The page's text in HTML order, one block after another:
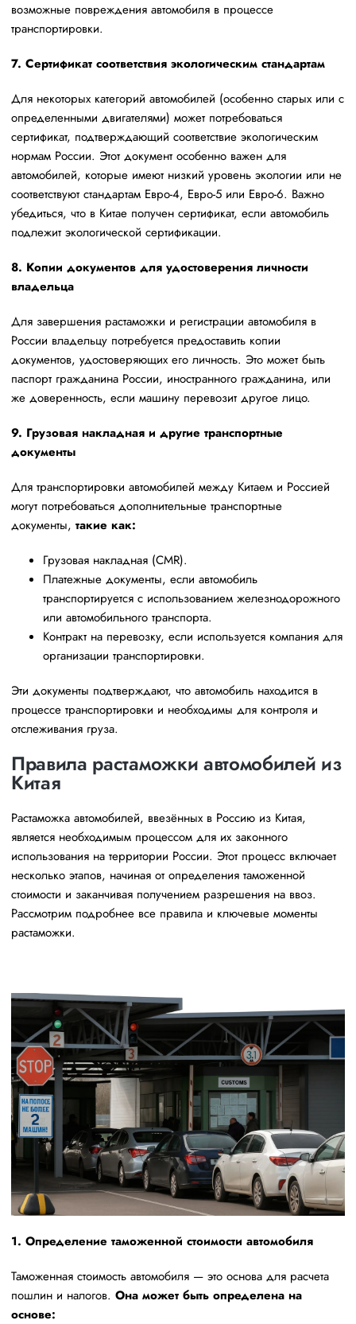
возможные повреждения автомобиля в процессе
транспортировки.
7. Сертификат соответствия экологическим стандартам
Для некоторых категорий автомобилей (особенно старых или с
определенными двигателями) может потребоваться
сертификат, подтверждающий соответствие экологическим
нормам России. Этот документ особенно важен для
автомобилей, которые имеют низкий уровень экологии или не
соответствуют стандартам Евро-4, Евро-5 или Евро-6. Важно
убедиться, что в Китае получен сертификат, если автомобиль
подлежит экологической сертификации.
8. Копии документов для удостоверения личности
владельца
Для завершения растаможки и регистрации автомобиля в
России владельцу потребуется предоставить копии
документов, удостоверяющих его личность. Это может быть
паспорт гражданина России, иностранного гражданина, или
же доверенность, если машину перевозит другое лицо.
9. Грузовая накладная и другие транспортные
документы
Для транспортировки автомобилей между Китаем и Россией
могут потребоваться дополнительные транспортные
документы, такие как:
Грузовая накладная (CMR).
Платежные документы, если автомобиль
транспортируется с использованием железнодорожного
или автомобильного транспорта.
Контракт на перевозку, если используется компания для
организации транспортировки.
Эти документы подтверждают, что автомобиль находится в
процессе транспортировки и необходимы для контроля и
отслеживания груза.
Правила растаможки автомобилей из
Китая
Растаможка автомобилей, ввезённых в Россию из Китая,
является необходимым процессом для их законного
использования на территории России. Этот процесс включает
несколько этапов, начиная от определения таможенной
стоимости и заканчивая получением разрешения на ввоз.
Рассмотрим подробнее все правила и ключевые моменты
растаможки.
1. Определение таможенной стоимости автомобиля
Таможенная стоимость автомобиля — это основа для расчета
пошлин и налогов. Она может быть определена на
основе: